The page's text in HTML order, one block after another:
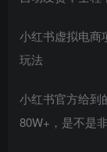
小红书虚拟电商
玩法
小红书官方给到
80W+，是不是非